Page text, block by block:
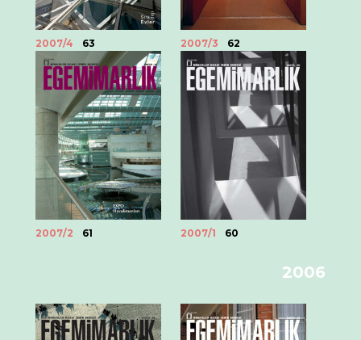
2006
2007/4 63 2007/3 62
2007/2 61 2007/1 60